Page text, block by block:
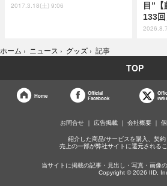
2017.3.18(土) 9:06
目”
133回
ホーム › ニュース › グッズ › 記事
TOP
Home
Official
Facebook
お問合せ 広告掲載 会社概要
紹介した商品/サービスを購入、契約
売上の一部が弊社サイトに還元されるこ
当サイトに掲載の記事・見出し・写真・画像
Copyright © 2026 IID,